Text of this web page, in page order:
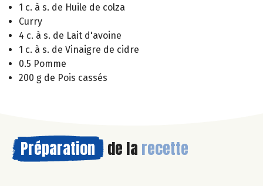
1 c. à s. de Huile de colza
Curry
4 c. à s. de Lait d'avoine
1 c. à s. de Vinaigre de cidre
0.5 Pomme
200 g de Pois cassés
Préparation de la recette